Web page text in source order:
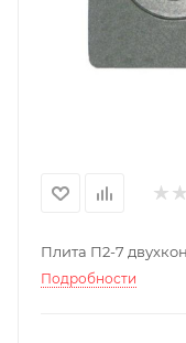
Плита П2-7
Подробности